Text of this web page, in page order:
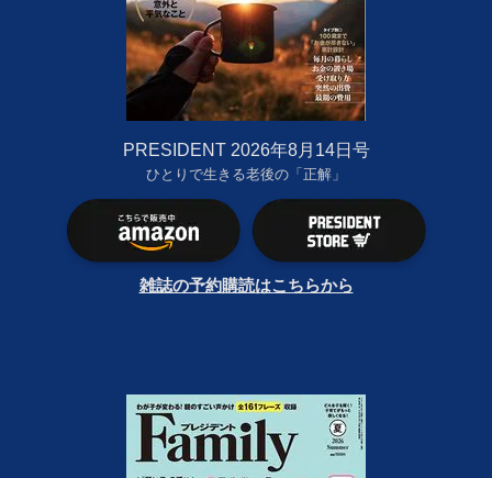
PRESIDENT 2026年8月14日号
ひとりで生きる老後の「正解」
雑誌の予約購読はこちらから